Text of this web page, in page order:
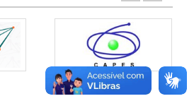
Nº 04/2026 - ESTÁGIO
3ª chamada até 20/08/2026